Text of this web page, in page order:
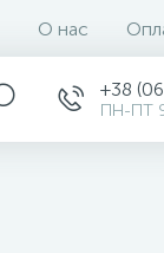
О нас
+38
ПН-ПТ